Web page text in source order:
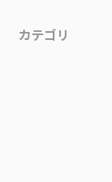
カテゴリ